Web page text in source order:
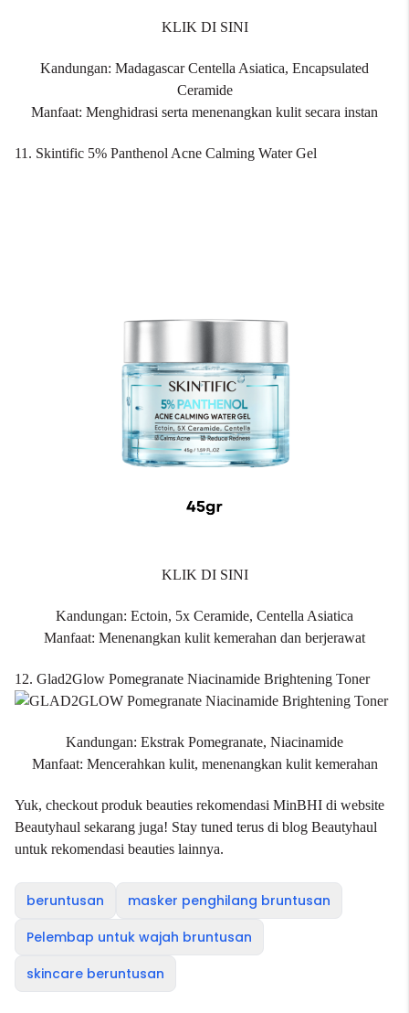
KLIK DI SINI
Kandungan: Madagascar Centella Asiatica, Encapsulated
Ceramide
Manfaat: Menghidrasi serta menenangkan kulit secara instan
11. Skintific 5% Panthenol Acne Calming Water Gel
KLIK DI SINI
Kandungan: Ectoin, 5x Ceramide, Centella Asiatica
Manfaat: Menenangkan kulit kemerahan dan berjerawat
12. Glad2Glow Pomegranate Niacinamide Brightening Toner
Kandungan: Ekstrak Pomegranate, Niacinamide
Manfaat: Mencerahkan kulit, menenangkan kulit kemerahan
Yuk, checkout produk beauties rekomendasi MinBHI di website
Beautyhaul sekarang juga! Stay tuned terus di blog Beautyhaul
untuk rekomendasi beauties lainnya.
beruntusan
masker penghilang bruntusan
Pelembap untuk wajah bruntusan
skincare beruntusan